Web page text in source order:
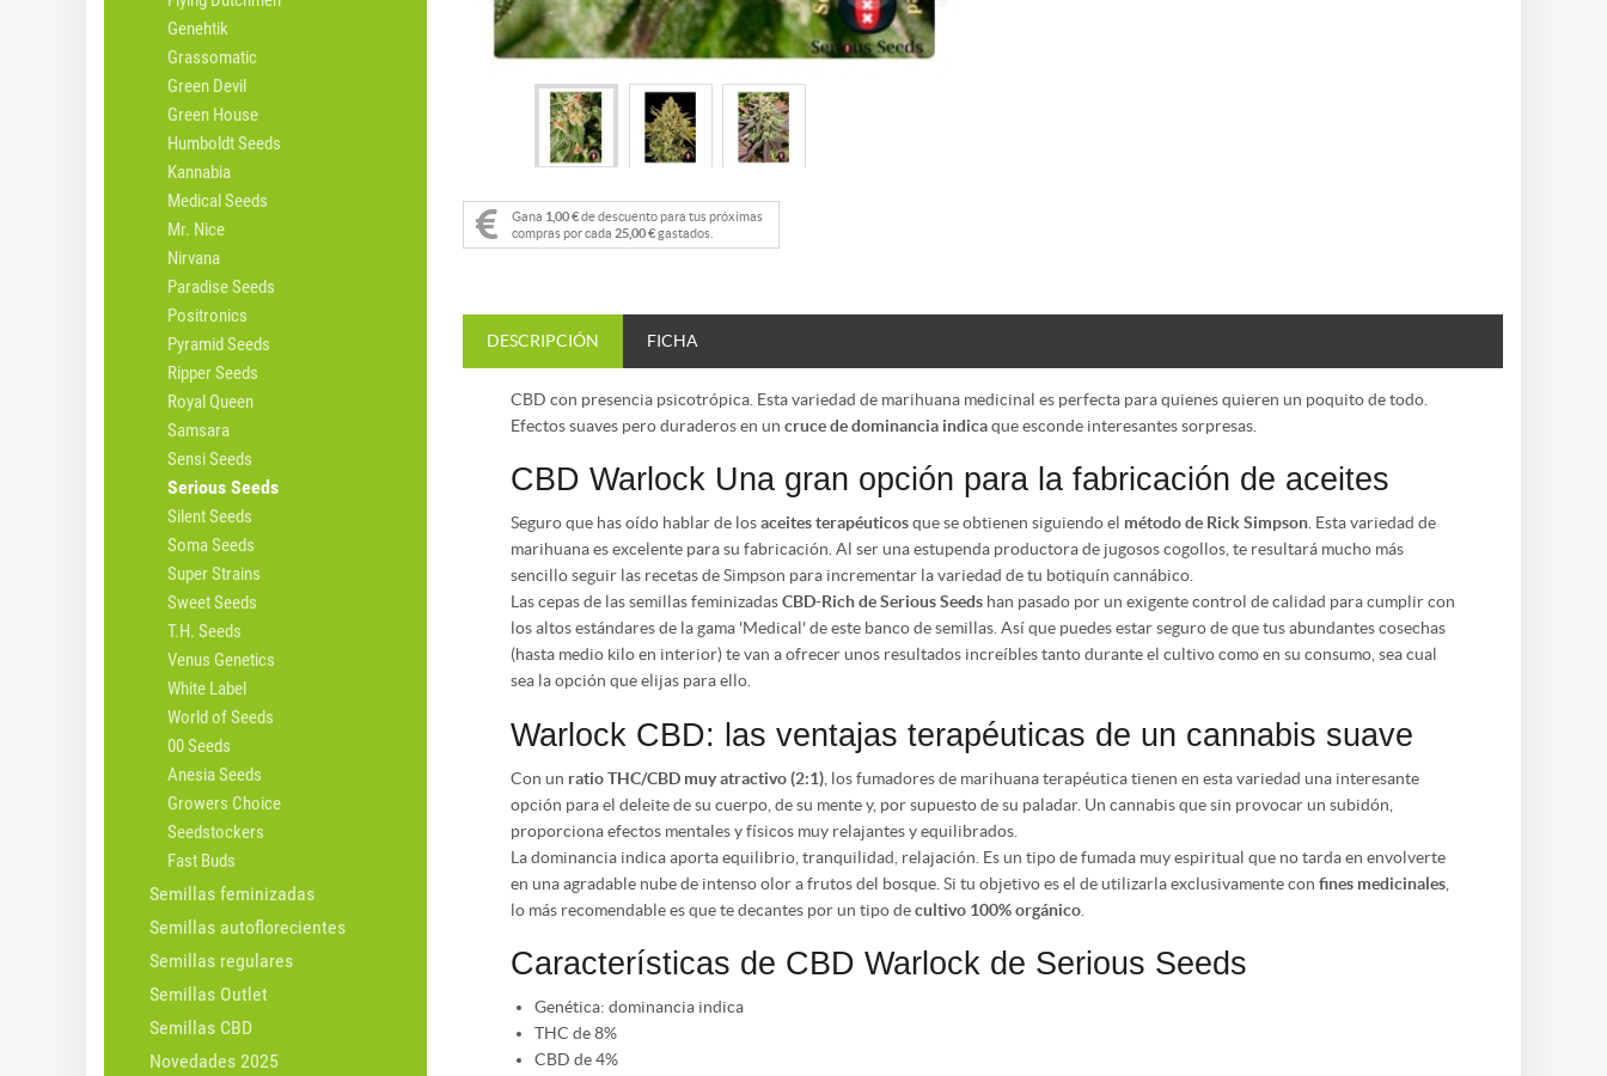
Genehtik
Grassomatic
Green Devil
Green House
Humboldt Seeds
Kannabia
Medical Seeds
Mr. Nice
Nirvana
Paradise Seeds
Positronics
Pyramid Seeds
Ripper Seeds
Royal Queen
Samsara
Sensi Seeds
Serious Seeds
Silent Seeds
Soma Seeds
Super Strains
Sweet Seeds
T.H. Seeds
Venus Genetics
White Label
World of Seeds
00 Seeds
Anesia Seeds
Growers Choice
Seedstockers
Fast Buds
Semillas feminizadas
Semillas autoflorecientes
Semillas regulares
Semillas Outlet
Semillas CBD
Novedades 2025
Gana 1,00 €de descuento para tus próximas
compras por cada 25,00 €gastados.
DESCRIPCIÓN FICHA
CBD con presencia psicotrópica. Esta variedad de marihuana medicinal es perfecta para quienes quieren un poquito de todo.
Efectos suaves pero duraderos en un cruce de dominancia indicaque esconde interesantes sorpresas.
CBD Warlock Una gran opción para la fabricación de aceites
Seguro que has oído hablar de losaceites terapéuticosque se obtienen siguiendo el método de Rick Simpson. Esta variedad de
marihuana es excelente para su fabricación. Al ser una estupenda productora de jugosos cogollos, te resultará mucho más
sencillo seguir las recetas de Simpson para incrementar la variedad de tu botiquín cannábico.
Las cepas de las semillas feminizadasCBD-Rich de Serious Seeds han pasado por un exigente control de calidad para cumplir con
los altos estándares de la gama 'Medical' de este banco de semillas. Así que puedes estar seguro de que tus abundantes cosechas
(hasta medio kilo en interior) te van a ofrecer unos resultados increíbles tanto durante el cultivo como en su consumo, sea cual
sea la opción que elijas para ello.
Warlock CBD: las ventajas terapéuticas de un cannabis suave
Con un ratio THC/CBD muy atractivo (2:1) , los fumadores de marihuana terapéutica tienen en esta variedad una interesante
opción para el deleite de su cuerpo, de su mente y, por supuesto de su paladar. Un cannabis que sin provocar un subidón,
proporciona efectos mentales y físicos muy relajantes y equilibrados.
La dominancia indica aporta equilibrio, tranquilidad, relajación. Es un tipo de fumada muy espiritual que no tarda en envolverte
en una agradable nube de intenso olor a frutos del bosque. Si tu objetivo es el de utilizarla exclusivamente con fines medicinales
lo más recomendable es que te decantes por un tipo decultivo 100% orgánico
Características de CBD Warlock de Serious Seeds
Genética: dominancia indica
THC de 8%
CBD de 4%